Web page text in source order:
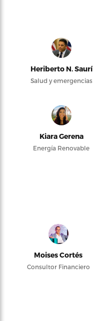
Heriberto N. Saurí
Salud y emergencias
Kiara Gerena
Energía Renovable
Moises Cortés
Consultor Financiero